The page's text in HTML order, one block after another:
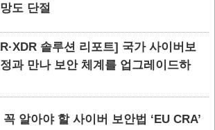
도 단절
솔루션 리포트] 국가 사이버보
과 만나 보안 체계를 업그레이드하
알아야 할 사이버 보안법 ‘EU CRA’